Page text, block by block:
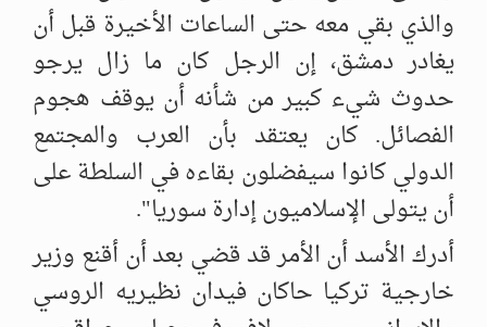
والذي بقي معه حتى الساعات ‏الأخيرة قبل أن
يغادر دمشق، إن الرجل كان ما زال يرجو
حدوث شيء كبير من ‏شأنه أن يوقف هجوم
الفصائل. كان يعتقد بأن العرب والمجتمع
الدولي كانوا ‏سيفضلون بقاءه في السلطة على
أن يتولى الإسلاميون إدارة سوريا".
أدرك الأسد أن الأمر قد قضي بعد أن أقنع وزير
خارجية تركيا حاكان فيدان ‏نظيريه الروسي